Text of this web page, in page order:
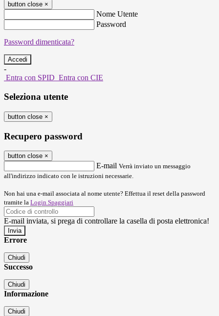
button close ×
Nome Utente
Password
Password dimenticata?
-
Entra con SPID Entra con CIE
Seleziona utente
button close ×
Recupero password
button close ×
E-mail Verrà inviato un messaggio
all'indirizzo indicato con le istruzioni necessarie.
Non hai una e-mail associata al nome utente? Effettua il reset della password
tramite la Login Spaggiari
E-mail inviata, si prega di controllare la casella di posta elettronica!
Errore
Chiudi
Successo
Chiudi
Informazione
Chiudi